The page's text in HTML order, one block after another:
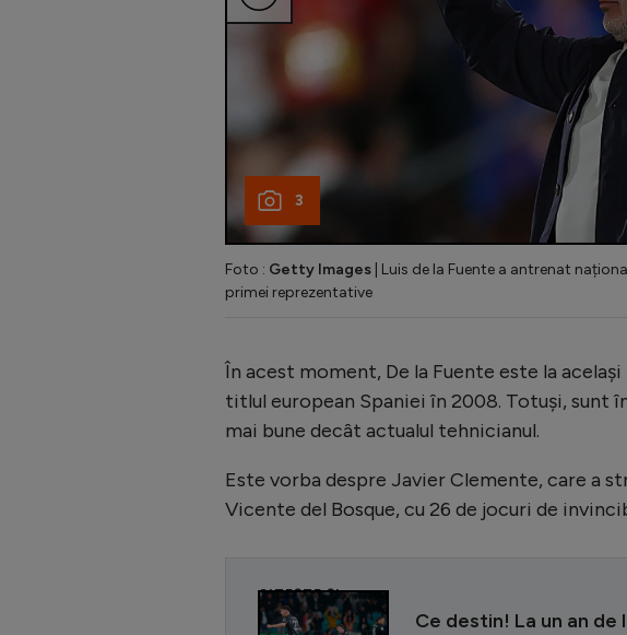
3
Foto : Getty Images | Luis de la Fuente a antrenat
primei reprezentative
În acest moment, De la Fuente este la
titlul european Spaniei în 2008. Totuși, sunt
mai bune decât actualul tehnicianul.
Este vorba despre Javier Clemente, care a
Vicente del Bosque, cu 26 de jocuri de
CITEȘTE ȘI
Ce destin! La un an de